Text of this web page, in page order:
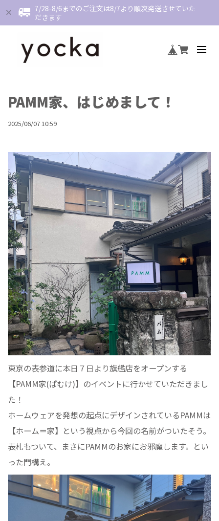
7/28-8/6までのご注文は8/7より順次発送させていた
だきます
PAMM家、はじめまして！
2025/06/07 10:59
東京の表参道に本日７日より旗艦店をオープンする
【PAMM家(ぱむけ)】のイベントに行かせていただきまし
た！
ホームウェアを発想の起点にデザインされているPAMMは
【ホーム＝家】という視点から今回の名前がついたそう。
表札もついて、まさにPAMMのお家にお邪魔します。とい
った門構え。